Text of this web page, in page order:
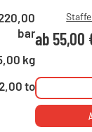
bar
kg
to
ab 55,00